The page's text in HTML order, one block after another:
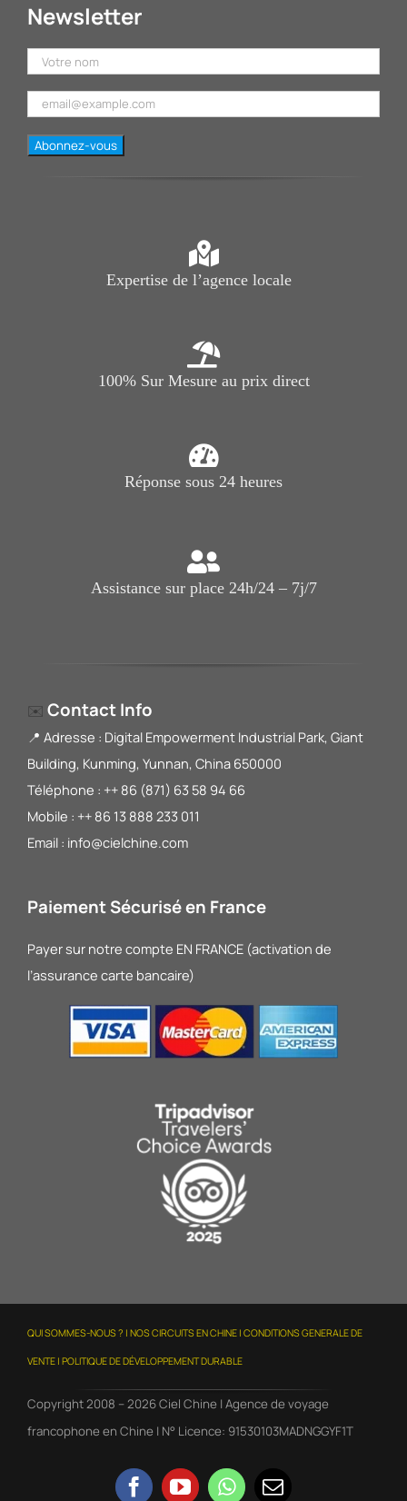
Newsletter
Expertise de l’agence locale
100% Sur Mesure au prix direct
Réponse sous 24 heures
Assistance sur place 24h/24 – 7j/7
✉️ Contact Info
📍 Adresse : Digital Empowerment Industrial Park, Giant
Building, Kunming, Yunnan, China 650000
Téléphone : ++ 86 (871) 63 58 94 66
Mobile : ++ 86 13 888 233 011
Email : info@cielchine.com
Paiement Sécurisé en France
Payer sur notre compte EN FRANCE (activation de
l’assurance carte bancaire)
QUI SOMMES-NOUS ? | NOS CIRCUITS EN CHINE| CONDITIONS GENERALE DE
VENTE | POLITIQUE DE DÉVELOPPEMENT DURABLE
Copyright 2008 – 2026 Ciel Chine | Agence de voyage
francophone en Chine | N° Licence: 91530103MADNGGYF1T